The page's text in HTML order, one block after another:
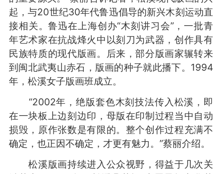
起，与20世纪30年代鲁迅倡导的新兴木刻运动直
接相关。鲁迅在上海创办“木刻讲习会”，一批青
年艺术家在抗战烽火中以刻刀为武器，创作具有
民族特质的现代版画。后来，部分版画家辗转来
到闽北武夷山赤石，版画的种子就此播下。1994
年，松溪女子版画班成立。
“2002年，绝版套色木刻技法传入松溪，即
在一块板上边刻边印，母版在印制过程当中自动
损毁，原作张数是有限的。整个创作过程充满不
确定，也正因不确定，才更有魅力。”蔡丽介绍。
松溪版画持续进入公众视野，得益于几次关